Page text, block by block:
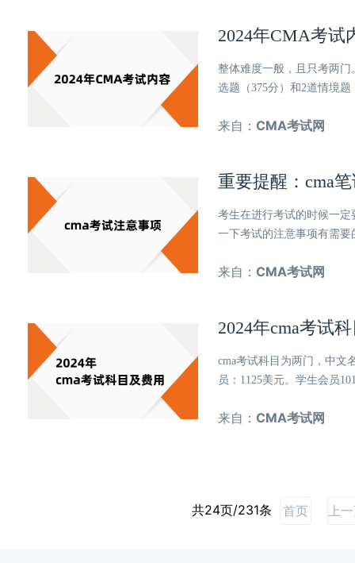
2024年CMA考试
整体难度一般，且只考两
选题（375分）和2道情境
来自： CMA考试网
重要提醒：cma
考生在进行考试的时候一
一下考试的注意事项有需要
来自： CMA考试网
2024年cma考试
cma考试科目为两门，中文
员：1125美元。学生会员
来自： CMA考试网
共24页/231条 首页 上